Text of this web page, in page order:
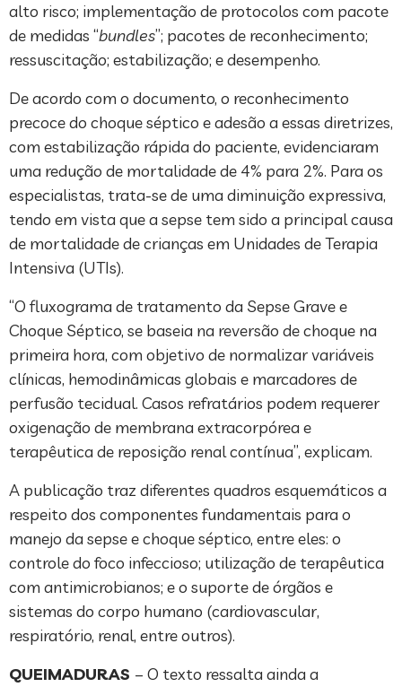
alto risco; implementação de protocolos com pacote
de medidas “bundles”; pacotes de reconhecimento;
ressuscitação; estabilização; e desempenho.
De acordo com o documento, o reconhecimento
precoce do choque séptico e adesão a essas diretrizes,
com estabilização rápida do paciente, evidenciaram
uma redução de mortalidade de 4% para 2%. Para os
especialistas, trata-se de uma diminuição expressiva,
tendo em vista que a sepse tem sido a principal causa
de mortalidade de crianças em Unidades de Terapia
Intensiva (UTIs).
“O fluxograma de tratamento da Sepse Grave e
Choque Séptico, se baseia na reversão de choque na
primeira hora, com objetivo de normalizar variáveis
clínicas, hemodinâmicas globais e marcadores de
perfusão tecidual. Casos refratários podem requerer
oxigenação de membrana extracorpórea e
terapêutica de reposição renal contínua”, explicam.
A publicação traz diferentes quadros esquemáticos a
respeito dos componentes fundamentais para o
manejo da sepse e choque séptico, entre eles: o
controle do foco infeccioso; utilização de terapêutica
com antimicrobianos; e o suporte de órgãos e
sistemas do corpo humano (cardiovascular,
respiratório, renal, entre outros).
QUEIMADURAS – O texto ressalta ainda a